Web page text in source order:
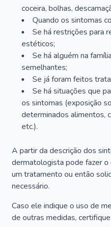
coceira, bolhas,
Quando os sintomas
Se há restrições para
estéticos;
Se há alguém na
semelhantes;
Se já foram feitos
Se há situações que
os sintomas (exposição
determinados alimentos,
etc.).
A partir da descrição dos
dermatologista pode fazer
um tratamento ou então
necessário.
Caso ele indique o uso de
de outras medidas,